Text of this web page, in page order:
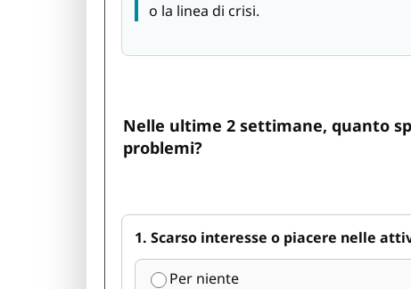
o la linea di crisi.
Nelle ultime 2 settimane, quanto
problemi?
1. Scarso interesse o piacere nelle
Per niente